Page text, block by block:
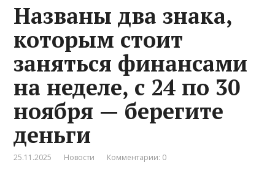
Названы два знака,
которым стоит
заняться финансами
на неделе, с 24 по 30
ноября — берегите
деньги
25.11.2025 Новости Комментарии: 0